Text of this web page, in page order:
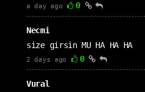
a day ago 0
Necmi
size girsin MU HA HA HA
2 days ago 0
Vural